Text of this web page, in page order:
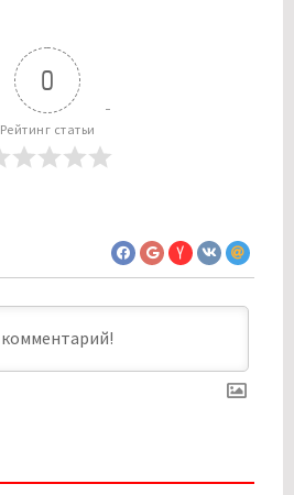
0
Рейтинг статьи